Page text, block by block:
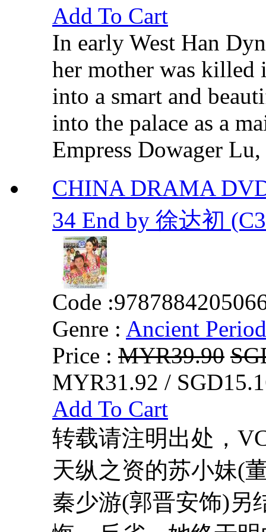
Add To Cart
In early West Han
her mother was
into a smart and
into the palace as a
Empress Dowager
CHINA DRAMA
34 End by 徐达初
Code :
Genre : Ancient Period
Price : MYR39.90
MYR31.92 /
Add To Cart
转载请注明出处，
天纵之资的苏小妹(
秦少游(郭晋安饰)另